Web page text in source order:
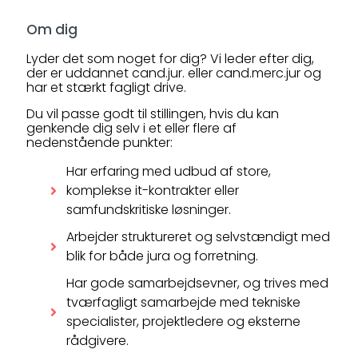
Om dig
Lyder det som noget for dig? Vi leder efter dig,
der er uddannet cand.jur. eller cand.merc.jur og
har et stærkt fagligt drive.
Du vil passe godt til stillingen, hvis du kan
genkende dig selv i et eller flere af
nedenstående punkter:
Har erfaring med udbud af store,
komplekse it-kontrakter eller
samfundskritiske løsninger.
Arbejder struktureret og selvstændigt med
blik for både jura og forretning.
Har gode samarbejdsevner, og trives med
tværfagligt samarbejde med tekniske
specialister, projektledere og eksterne
rådgivere.